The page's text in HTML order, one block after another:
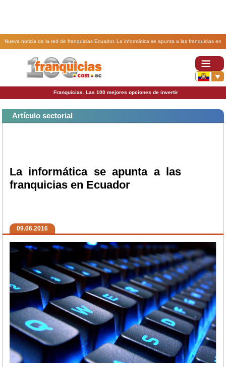
Nueva noticia de la red de franquicias Ecuador. La informática se apunta a las franquicias en
Franquicias. Las 100 mejores opciones de invertir
Artículo sectorial
La informática se apunta a las
franquicias en Ecuador
09.06.2016